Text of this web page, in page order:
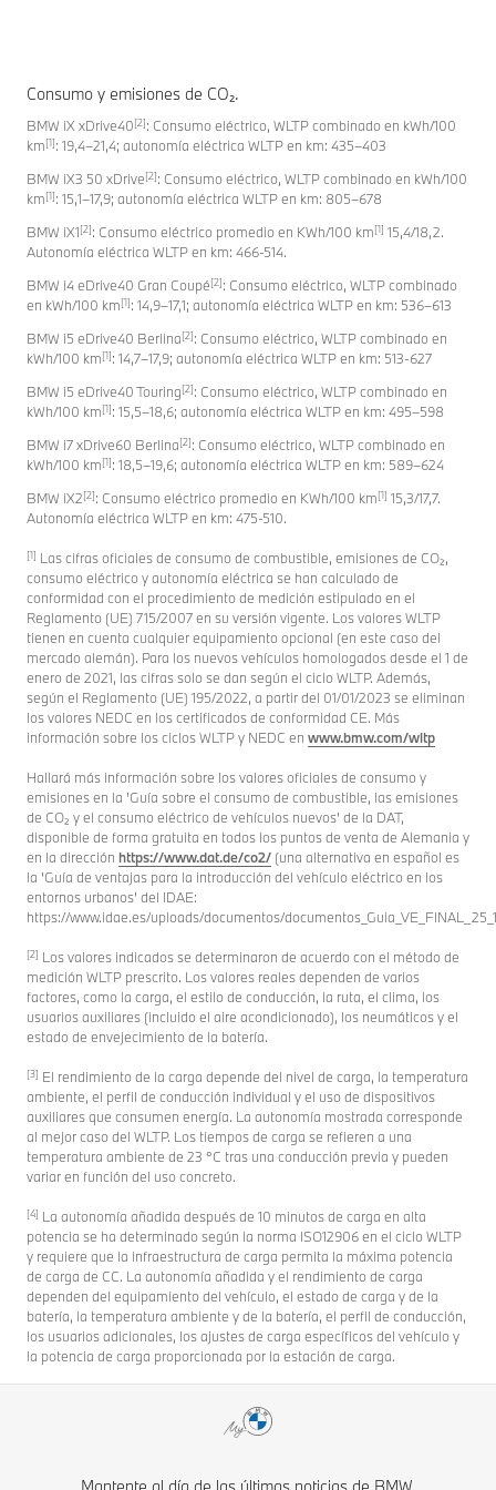
Consumo y emisiones de CO₂.
BMW iX xDrive40[2]: Consumo eléctrico, WLTP combinado en kWh/100
km[1]: 19,4–21,4; autonomía eléctrica WLTP en km: 435–403
BMW iX3 50 xDrive[2]: Consumo eléctrico, WLTP combinado en kWh/100
km[1]: 15,1–17,9; autonomía eléctrica WLTP en km: 805–678
BMW iX1[2]: Consumo eléctrico promedio en KWh/100 km[1] 15,4/18,2.
Autonomía eléctrica WLTP en km: 466-514.
BMW i4 eDrive40 Gran Coupé[2]: Consumo eléctrico, WLTP combinado
en kWh/100 km[1]: 14,9–17,1; autonomía eléctrica WLTP en km: 536–613
BMW i5 eDrive40 Berlina[2]: Consumo eléctrico, WLTP combinado en
kWh/100 km[1]: 14,7–17,9; autonomía eléctrica WLTP en km: 513-627
BMW i5 eDrive40 Touring[2]: Consumo eléctrico, WLTP combinado en
kWh/100 km[1]: 15,5–18,6; autonomía eléctrica WLTP en km: 495–598
BMW i7 xDrive60 Berlina[2]: Consumo eléctrico, WLTP combinado en
kWh/100 km[1]: 18,5–19,6; autonomía eléctrica WLTP en km: 589–624
BMW iX2[2]: Consumo eléctrico promedio en KWh/100 km[1] 15,3/17,7.
Autonomía eléctrica WLTP en km: 475-510.
[1] Las cifras oficiales de consumo de combustible, emisiones de CO₂,
consumo eléctrico y autonomía eléctrica se han calculado de
conformidad con el procedimiento de medición estipulado en el
Reglamento (UE) 715/2007 en su versión vigente. Los valores WLTP
tienen en cuenta cualquier equipamiento opcional (en este caso del
mercado alemán). Para los nuevos vehículos homologados desde el 1 de
enero de 2021, las cifras solo se dan según el ciclo WLTP. Además,
según el Reglamento (UE) 195/2022, a partir del 01/01/2023 se eliminan
los valores NEDC en los certificados de conformidad CE. Más
información sobre los ciclos WLTP y NEDC en www.bmw.com/wltp
Hallará más información sobre los valores oficiales de consumo y
emisiones en la 'Guía sobre el consumo de combustible, las emisiones
de CO₂ y el consumo eléctrico de vehículos nuevos' de la DAT,
disponible de forma gratuita en todos los puntos de venta de Alemania y
en la dirección https://www.dat.de/co2/ (una alternativa en español es
la 'Guía de ventajas para la introducción del vehículo eléctrico en los
entornos urbanos' del IDAE:
https://www.idae.es/uploads/documentos/
[2] Los valores indicados se determinaron de acuerdo con el método de
medición WLTP prescrito. Los valores reales dependen de varios
factores, como la carga, el estilo de conducción, la ruta, el clima, los
usuarios auxiliares (incluido el aire acondicionado), los neumáticos y el
estado de envejecimiento de la batería.
[3] El rendimiento de la carga depende del nivel de carga, la temperatura
ambiente, el perfil de conducción individual y el uso de dispositivos
auxiliares que consumen energía. La autonomía mostrada corresponde
al mejor caso del WLTP. Los tiempos de carga se refieren a una
temperatura ambiente de 23 °C tras una conducción previa y pueden
variar en función del uso concreto.
[4] La autonomía añadida después de 10 minutos de carga en alta
potencia se ha determinado según la norma ISO12906 en el ciclo WLTP
y requiere que la infraestructura de carga permita la máxima potencia
de carga de CC. La autonomía añadida y el rendimiento de carga
dependen del equipamiento del vehículo, el estado de carga y de la
batería, la temperatura ambiente y de la batería, el perfil de conducción,
los usuarios adicionales, los ajustes de carga específicos del vehículo y
la potencia de carga proporcionada por la estación de carga.